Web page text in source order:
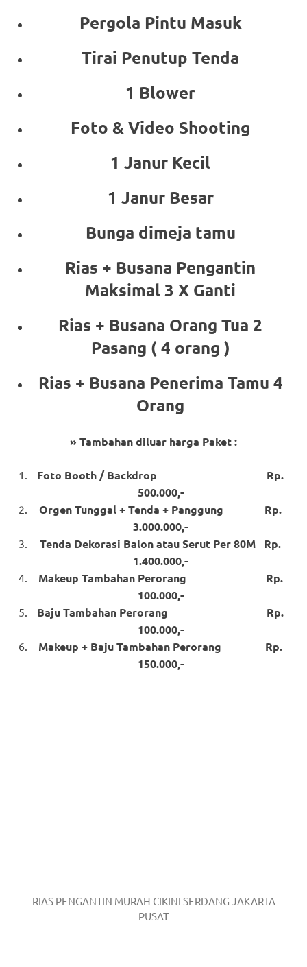
Pergola Pintu Masuk
Tirai Penutup Tenda
1 Blower
Foto & Video Shooting
1 Janur Kecil
1 Janur Besar
Bunga dimeja tamu
Rias + Busana Pengantin
Maksimal 3 X Ganti
Rias + Busana Orang Tua 2
Pasang ( 4 orang )
Rias + Busana Penerima Tamu 4
Orang
» Tambahan diluar harga Paket :
Foto Booth / Backdrop Rp.
500.000,-
Orgen Tunggal + Tenda + Panggung Rp.
3.000.000,-
Tenda Dekorasi Balon atau Serut Per 80M Rp.
1.400.000,-
Makeup Tambahan Perorang Rp.
100.000,-
Baju Tambahan Perorang Rp.
100.000,-
Makeup + Baju Tambahan Perorang Rp.
150.000,-
RIAS PENGANTIN MURAH CIKINI SERDANG JAKARTA
PUSAT